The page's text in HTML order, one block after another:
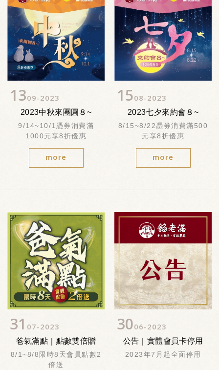
1309 2023
2023中秋來團圓８~
9/14~10/1憑券消費滿
1000元享8折優惠
more
1508 2023
2023七夕來約會８~
8/15~8/22憑券消費滿500
元享8折優惠
more
31 07 2023
爸氣滿點｜點數雙倍贈
8/1~8/8限時8天會員點數2
倍送
3006 2023
公告｜實體會員卡停用
2023年7月起全面停用